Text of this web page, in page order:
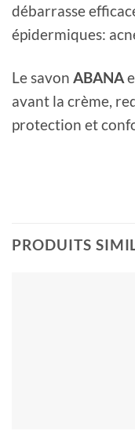
débarrasse
épidermiques:
Le savon ABANA
avant la crème,
protection et
PRODUITS